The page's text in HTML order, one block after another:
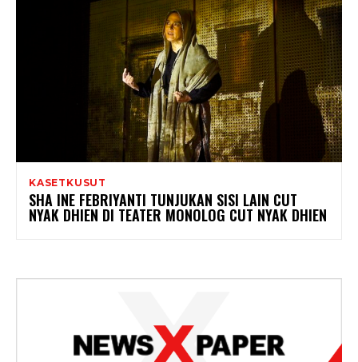
KASETKUSUT
SHA INE FEBRIYANTI TUNJUKAN SISI LAIN CUT
NYAK DHIEN DI TEATER MONOLOG CUT NYAK DHIEN